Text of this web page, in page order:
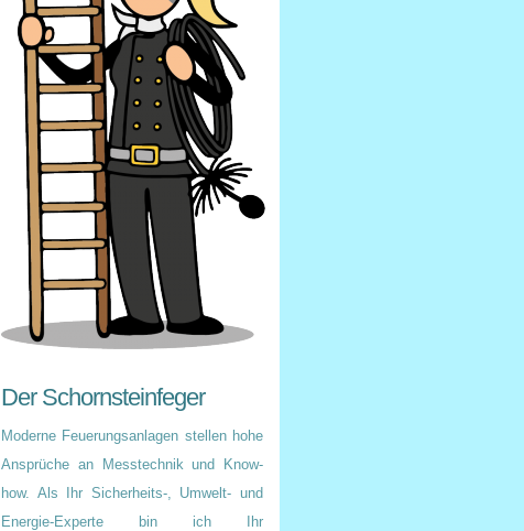
Der Schornsteinfeger
Moderne Feuerungsanlagen stellen hohe
Ansprüche an Messtechnik und Know-
how. Als Ihr Sicherheits-, Umwelt- und
Energie-Experte bin ich Ihr